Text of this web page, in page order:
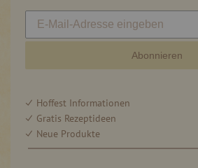
Abonnieren
Hoffest Informationen
Gratis Rezeptideen
Neue Produkte